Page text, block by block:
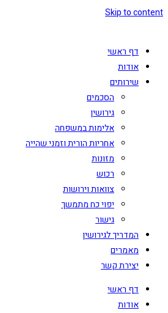
Skip to content
דף ראשי
אודות
שירותים
הסכמים
גירושין
אלימות במשפחה
אחריות הורית וזמני שהייה
מזונות
רכוש
צוואות וירושות
יפוי כח מתמשך
גישור
המדריך לגירושין
מאמרים
יצירת קשר
דף ראשי
אודות